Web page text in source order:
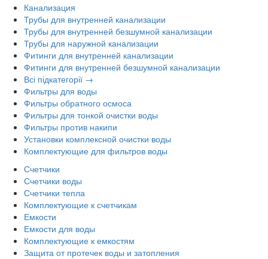
Канализация
Трубы для внутренней канализации
Трубы для внутренней безшумной канализации
Трубы для наружной канализации
Фитинги для внутренней канализации
Фитинги для внутренней безшумной канализации
Всі підкатегорії →
Фильтры для воды
Фильтры обратного осмоса
Фильтры для тонкой очистки воды
Фильтры против накипи
Установки комплексной очистки воды
Комплектующие для фильтров воды
Счетчики
Счетчики воды
Счетчики тепла
Комплектующие к счетчикам
Емкости
Емкости для воды
Комплектующие к емкостям
Защита от протечек воды и затопления